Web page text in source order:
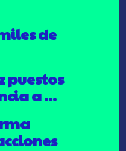
de
puestos
a ...